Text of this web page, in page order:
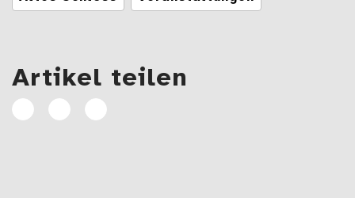
Artikel teilen
ArtikelArtikelE-